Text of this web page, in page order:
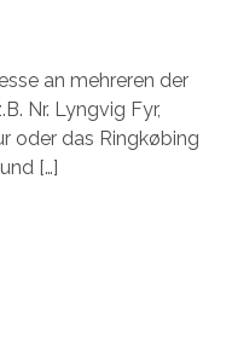
an mehreren der
Nr. Lyngvig Fyr,
oder das Ringkøbing
[…]